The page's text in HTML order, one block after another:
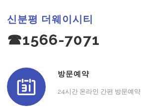
신분평 더웨이시티
☎1566-7071
방문예약
24시간 온라인 간편 방문예약